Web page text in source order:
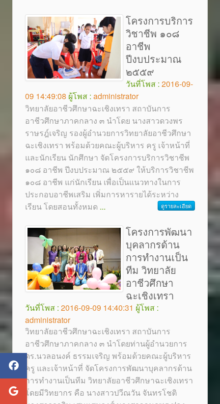
โครงการบริการ
วิชาชีพ ๑๐๘
อาชีพ
ปีงบประมาณ
๒๕๕๙
วันที่โพส : 2016-09-
09 14:49:08 ผู้โพส : administrator
วิทยาลัยอาชีวศึกษาฉะเชิงเทรา สถาบันการ
อาชีวศึกษาภาคกลาง ๓ นำโดย นางสาวดวงพร
ราษรฎ์เจริญ รองผู้อำนวยการวิทยาลัยอาชีวศึกษา
ฉะเชิงเทรา พร้อมด้วยคณะผู้บริหาร ครู เจ้าหน้าที่
และนักเรียน นักศึกษา จัดโครงการบริการวิชาชีพ
๑๐๘ อาชีพ ปีงบประมาณ ๒๕๕๙ ให้บริการวิชาชีพ
๑๐๘ อาชีพ แก่นักเรียน เพื่อเป็นแนวทางในการ
ประกอบอาชีพเสริม เพิ่มการหารายได้ระหว่าง
เรียน โดยสอนทั้งหมด ... ดูรายละเอียด
โครงการพัฒนา
บุคลากรด้าน
การทำงานเป็น
ทีม วิทยาลัย
อาชีวศึกษา
ฉะเชิงเทรา
วันที่โพส : 2016-09-09 14:40:31 ผู้โพส :
administrator
วิทยาลัยอาชีวศึกษาฉะเชิงเทรา สถาบันการ
อาชีวศึกษาภาคกลาง ๓ นำโดยท่านผู้อำนวยการ
ดร.นวลอนงค์ ธรรมเจริญ พร้อมด้วยคณะผู้บริหาร
ครู และเจ้าหน้าที่ จัดโครงการพัฒนาบุคลากรด้าน
การทำงานเป็นทีม วิทยาลัยอาชีวศึกษาฉะเชิงเทรา
โดยมีวิทยากร คือ นางสาวปวีณวัน จันทรโชติ